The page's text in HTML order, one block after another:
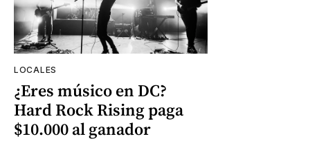
LOCALES
¿Eres músico en DC?
Hard Rock Rising paga
$10.000 al ganador